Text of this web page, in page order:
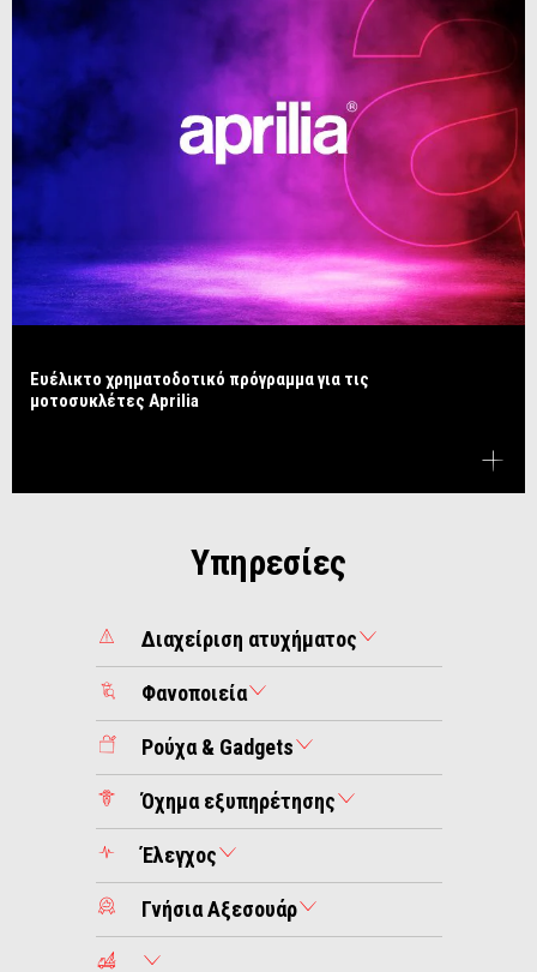
Ευέλικτο χρηματοδοτικό πρόγραμμα για τις
μοτοσυκλέτες Aprilia
Υπηρεσίες
Διαχείριση ατυχήματος
Φανοποιεία
Ρούχα & Gadgets
Όχημα εξυπηρέτησης
Έλεγχος
Γνήσια Αξεσουάρ